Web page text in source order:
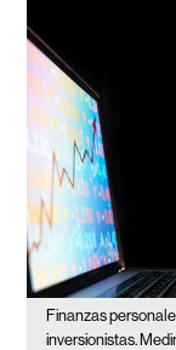
Finanzas
inversionistas.